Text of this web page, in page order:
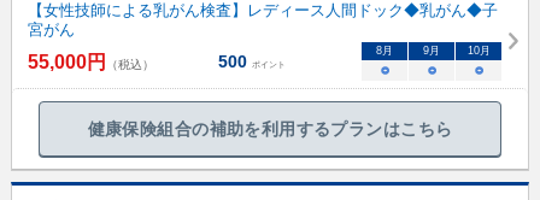
【女性技師による乳がん検査】レディース人間ドック◆乳がん◆子
宮がん
55,000円 （税込） 500 ポイント
8月 9月 10月
○ ○ ○
健康保険組合の補助を利用するプランはこちら